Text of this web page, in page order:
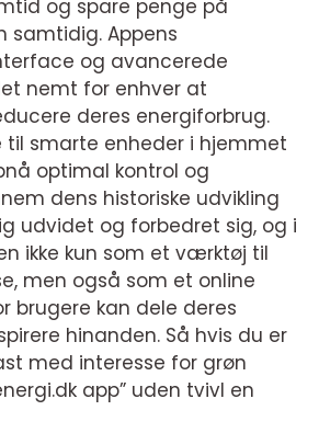
og spare penge på
samtidig. Appens
og avancerede
nemt for enhver at
deres energiforbrug.
til smarte enheder i hjemmet
optimal kontrol og
dens historiske udvikling
udvidet og forbedret sig, og i
ikke kun som et værktøj til
men også som et online
brugere kan dele deres
hinanden. Så hvis du er
med interesse for grøn
app” uden tvivl en